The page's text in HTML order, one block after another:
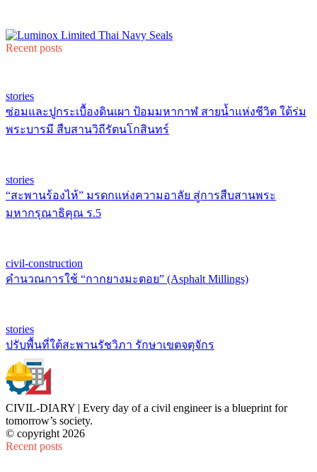
Recent posts
stories
ซ่อมและปูกระเบื้องดินเผา ป้อมมหากาฬ สายน้ำแห่งชีวิต ใต้ร่ม
พระบารมี สืบสานวิถีรัตนโกสินทร์
stories
“สะพานร้องไห้” มรดกแห่งความอาลัย สู่การสืบสานพระ
มหากรุณาธิคุณ ร.5
civil-construction
คำนวณการใช้ “กากยางมะตอย” (Asphalt Millings)
stories
ปรับพื้นที่ใต้สะพานรัชวิภา รักษาเขตจตุจักร
CIVIL-DIARY | Every day of a civil engineer is a blueprint for
tomorrow’s society.
© copyright 2026
Recent posts